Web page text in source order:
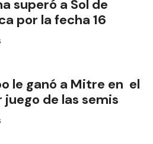
superó a Sol de
por la fecha 16
le ganó a Mitre en el
de las semis